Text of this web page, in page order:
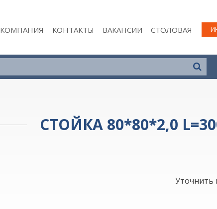
КОМПАНИЯ КОНТАКТЫ ВАКАНСИИ СТОЛОВАЯ
СТОЙКА 80*80*2,0
Уточнить